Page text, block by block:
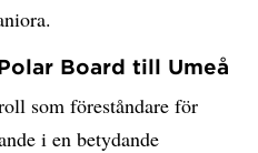
Board till Umeå
som föreståndare för
i en betydande